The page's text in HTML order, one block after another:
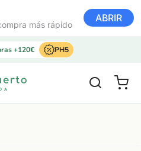
más rápido
ABRIR
+120€ PH5
Carrito